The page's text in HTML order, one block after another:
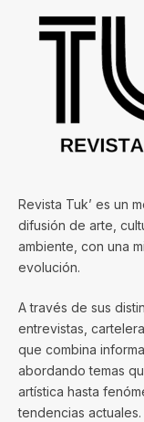
Revista Tuk’ es un
difusión de arte,
ambiente, con una
evolución.
A través de sus
entrevistas,
que combina
abordando temas
artística hasta
tendencias actuales.